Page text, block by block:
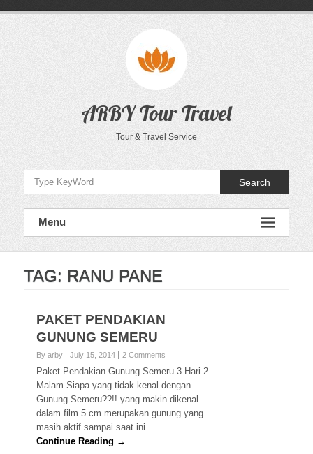
ARBY Tour Travel
Tour & Travel Service
Search
Menu
TAG: RANU PANE
PAKET PENDAKIAN
GUNUNG SEMERU
By arby July 15, 2014 2 Comments
Paket Pendakian Gunung Semeru 3 Hari 2
Malam Siapa yang tidak kenal dengan
Gunung Semeru??!! yang makin dikenal
dalam film 5 cm merupakan gunung yang
masih aktif sampai saat ini …
Continue Reading →